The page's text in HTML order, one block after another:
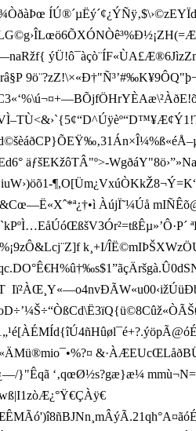
ÍÚ®´µËý´¢¿ÝÑÿ‚$\›©
ðCP
äƒšEKžôTÂ"º>-WgðáY
¶,O[ Üm¿VxúÒK­kŽ
ÀújÏ˜¼Úå
zÔ&Lcj¨Z]f k¸+I/
MÍd{îÚ4ñHûøl¯é+?.ý
¤
‘‚qœØ½s?gæ}æ¼
ß|I1zòÆ¿°Ÿ€ÇÀÿ€